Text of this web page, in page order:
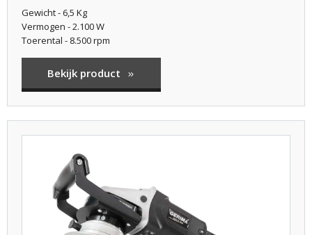
Gewicht - 6,5 Kg
Vermogen - 2.100 W
Toerental - 8.500 rpm
Bekijk product